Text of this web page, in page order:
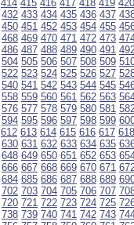
414 415 416 417 418 419 420
432 433 434 435 436 437
450 451 452 453 454 455
468 469 470 471 472 473
486 487 488 489 490 491
504 505 506 507 508 509
522 523 524 525 526 527
540 541 542 543 544 545
558 559 560 561 562 563
576 577 578 579 580 581
594 595 596 597 598 599
612 613 614 615 616 617 618
630 631 632 633 634 635
648 649 650 651 652 653
666 667 668 669 670 671
684 685 686 687 688 689
702 703 704 705 706 707
720 721 722 723 724 725
738 739 740 741 742 743